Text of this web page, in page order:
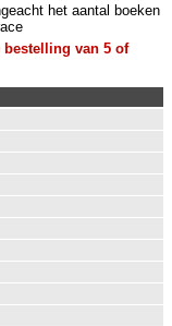
het aantal boeken
van 5 of